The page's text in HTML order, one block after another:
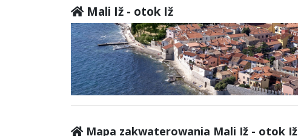
Mali Iž - otok Iž
Mapa zakwaterowania Mali Iž - otok Iž